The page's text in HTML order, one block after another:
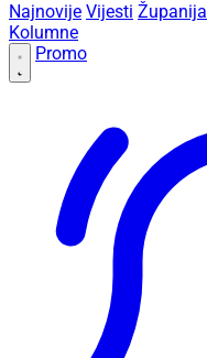
Najnovije Vijesti Županija
Kolumne
Promo